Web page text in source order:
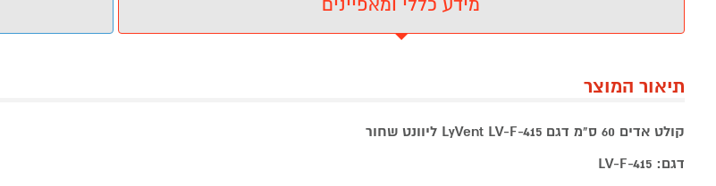
מידע כללי ומאפיינים
תיאור המוצר
קולט אדים 60 ס"מ דגם LyVent LV-F-415 ליוונט שחור
דגם: LV-F-415